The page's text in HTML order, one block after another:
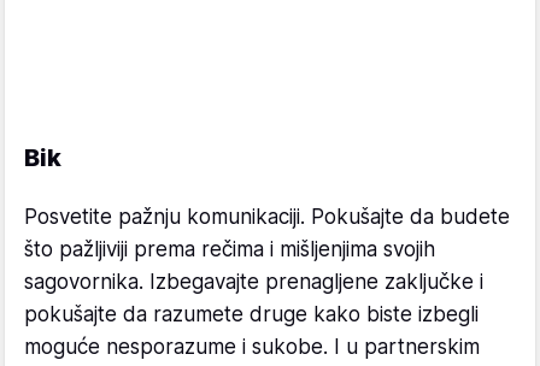
Bik
Posvetite pažnju komunikaciji. Pokušajte da budete
što pažljiviji prema rečima i mišljenjima svojih
sagovornika. Izbegavajte prenagljene zaključke i
pokušajte da razumete druge kako biste izbegli
moguće nesporazume i sukobe. I u partnerskim